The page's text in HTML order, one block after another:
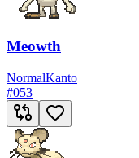
Meowth
NormalKanto
#053